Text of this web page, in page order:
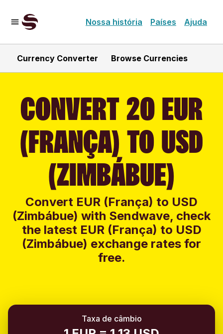
Nossa história Países Ajuda
Currency Converter Browse Currencies
CONVERT 20 EUR
(FRANÇA) TO USD
(ZIMBÁBUE)
Convert EUR (França) to USD
(Zimbábue) with Sendwave, check
the latest EUR (França) to USD
(Zimbábue) exchange rates for
free.
Taxa de câmbio